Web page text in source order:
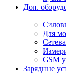
Доп.
Для
GSM
Зарядные